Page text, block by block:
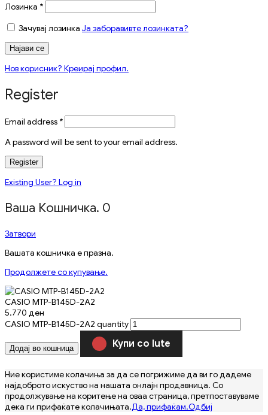
Лозинка *
Зачувај лозинка Ја заборавивте лозинката?
Најави се
Нов корисник? Креирај профил.
Register
Email address *
A password will be sent to your email address.
Register
Existing User? Log in
Ваша Кошничка. 0
Затвори
Вашата кошничка е празна.
Продолжете со купување.
CASIO MTP-B145D-2A2
5.770 ден
CASIO MTP-B145D-2A2 quantity
Додај во кошница Купи со Iute
Ние користиме колачиња за да се погрижиме да ви го дадеме
најдоброто искуство на нашата онлајн продавница. Со
продолжување на коритење на оваа страница, претпоставуваме
дека ги прифаќате колачињата.Да, прифаќам.Одбиј